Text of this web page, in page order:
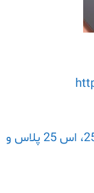
سامسونگ گلکسی اس 25، اس 25 پلاس و